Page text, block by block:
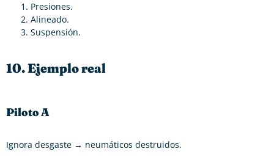
Presiones.
Alineado.
Suspensión.
10. Ejemplo real
Piloto A
Ignora desgaste → neumáticos destruidos.